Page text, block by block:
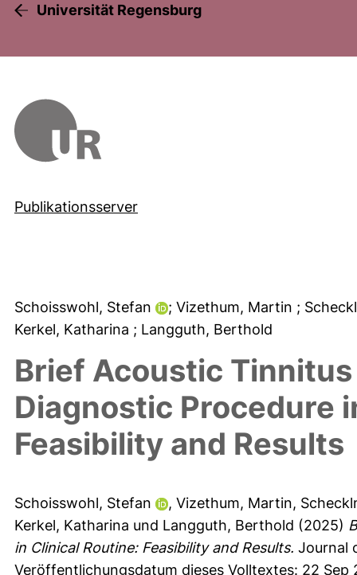
Universität Regensburg
Publikationsserver
Schoisswohl, Stefan ; Vizethum, Martin ;
Kerkel, Katharina ; Langguth, Berthold
Brief Acoustic
Diagnostic Procedure
Feasibility and Results
Schoisswohl, Stefan , Vizethum, Martin,
Kerkel, Katharina und Langguth, Berthold (2025)
in Clinical Routine: Feasibility and Results. Journal
Veröffentlichungsdatum dieses Volltextes: 22 Sep